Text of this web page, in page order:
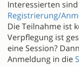
Interessierten
Registrierung/
Die Teilnahme ist
Verpflegung ist
eine Session?
Anmeldung in die